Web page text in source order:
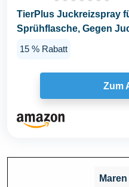
TierPlus Juckreizspray
Sprühflasche, Gegen
15 % Rabatt
Zum